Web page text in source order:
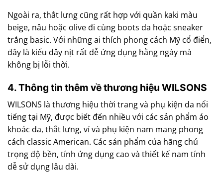
Ngoài ra, thắt lưng cũng rất hợp với quần kaki màu
beige, nâu hoặc olive đi cùng boots da hoặc sneaker
trắng basic. Với những ai thích phong cách Mỹ cổ điển,
đây là kiểu dây nịt rất dễ ứng dụng hằng ngày mà
không bị lỗi thời.
4. Thông tin thêm về thương hiệu WILSONS
WILSONS là thương hiệu thời trang và phụ kiện da nổi
tiếng tại Mỹ, được biết đến nhiều với các sản phẩm áo
khoác da, thắt lưng, ví và phụ kiện nam mang phong
cách classic American. Các sản phẩm của hãng chú
trọng độ bền, tính ứng dụng cao và thiết kế nam tính
dễ sử dụng lâu dài.